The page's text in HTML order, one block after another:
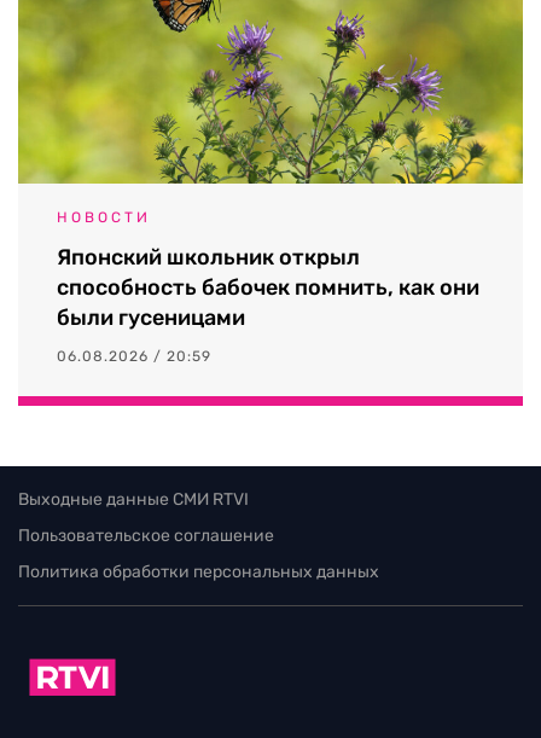
НОВОСТИ
Японский школьник открыл
способность бабочек помнить, как они
были гусеницами
06.08.2026 / 20:59
Выходные данные СМИ RTVI
Пользовательское соглашение
Политика обработки персональных данных